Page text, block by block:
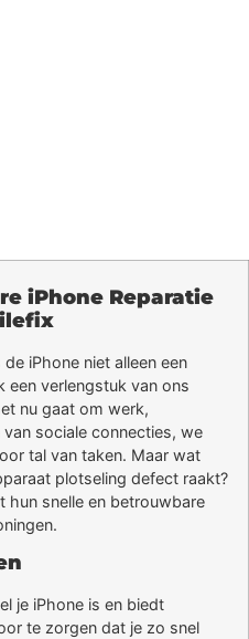
iPhone Reparatie
iPhone niet alleen een
een verlengstuk van ons
nu gaat om werk,
sociale connecties, we
tal van taken. Maar wat
plotseling defect raakt?
hun snelle en betrouwbare
je iPhone is en biedt
te zorgen dat je zo snel